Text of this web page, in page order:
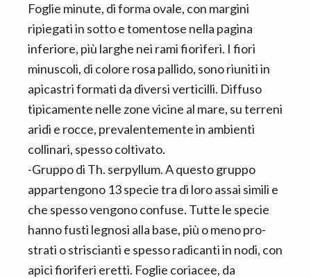
Foglie minute, di forma ovale, con margini
ripiegati in sotto e tomentose nella pagina
inferiore, più larghe nei rami fioriferi. I fiori
minuscoli, di colore rosa pallido, sono riuniti in
apicastri formati da diversi verticilli. Diffuso
tipicamente nelle zone vicine al mare, su terreni
aridi e rocce, prevalentemente in ambienti
collinari, spesso coltivato.
-Gruppo di Th. serpyllum. A questo gruppo
appartengono 13 specie tra di loro assai simili e
che spesso vengono confuse. Tutte le specie
hanno fusti legnosi alla base, più o meno pro-
strati o striscianti e spesso radicanti in nodi, con
apici fioriferi eretti. Foglie coriacee, da